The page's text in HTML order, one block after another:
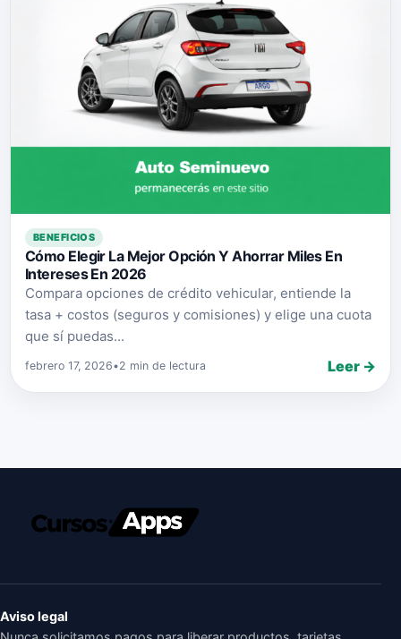
BENEFICIOS
Cómo Elegir La Mejor Opción Y Ahorrar Miles En
Intereses En 2026
Compara opciones de crédito vehicular, entiende la
tasa + costos (seguros y comisiones) y elige una cuota
que sí puedas...
febrero 17, 2026•2 min de lectura Leer →
Aviso legal